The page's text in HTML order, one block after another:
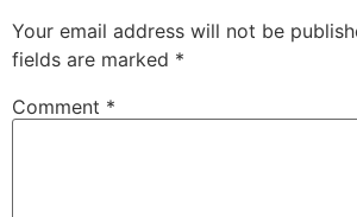
Your email address will not be
fields are marked *
Comment *